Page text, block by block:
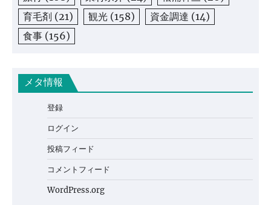
育毛剤 (21) 観光 (158) 資金調達 (14)
食事 (156)
メタ情報
登録
ログイン
投稿フィード
コメントフィード
WordPress.org